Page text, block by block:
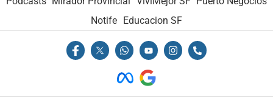
Notife
Educacion SF